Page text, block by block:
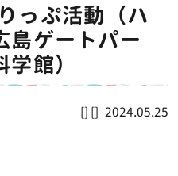
っぷ活動（ハ
島ゲートパー
館）
2024.05.25